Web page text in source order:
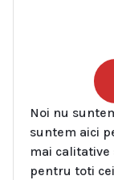
Noi nu
suntem aici
mai
pentru toti